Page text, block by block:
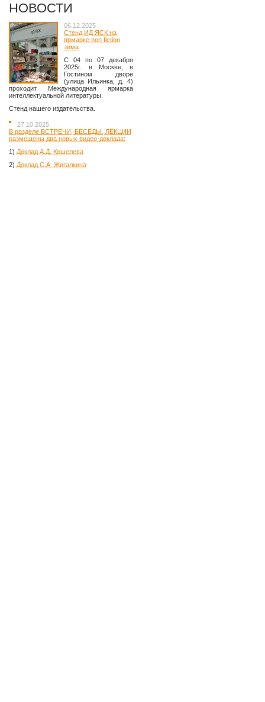
НОВОСТИ
06.12.2025
Стенд ИД ЯСК на
ярмарке non fiction
зима
C 04 по 07 декабря
2025г. в Москве, в
Гостином дворе
(улица Ильинка, д. 4)
проходит Международная ярмарка
интеллектуальной литературы.
Стенд нашего издательства.
27.10.2025
В разделе ВСТРЕЧИ, БЕСЕДЫ, ЛЕКЦИИ
размещены два новых видео-доклада:
1) Доклад А.Д. Кошелева
2) Доклад С.А. Жигалкина